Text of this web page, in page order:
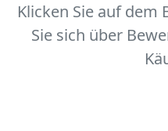
Klicken Sie auf
Sie sich über